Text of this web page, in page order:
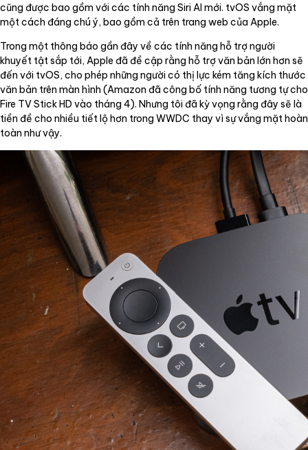
cũng được bao gồm với các tính năng Siri AI mới. tvOS vắng mặt
một cách đáng chú ý, bao gồm cả trên trang web của Apple.
Trong một thông báo gần đây về các tính năng hỗ trợ người
khuyết tật sắp tới, Apple đã đề cập rằng hỗ trợ văn bản lớn hơn sẽ
đến với tvOS, cho phép những người có thị lực kém tăng kích thước
văn bản trên màn hình (Amazon đã công bố tính năng tương tự cho
Fire TV Stick HD vào tháng 4). Nhưng tôi đã kỳ vọng rằng đây sẽ là
tiền đề cho nhiều tiết lộ hơn trong WWDC thay vì sự vắng mặt hoàn
toàn như vậy.